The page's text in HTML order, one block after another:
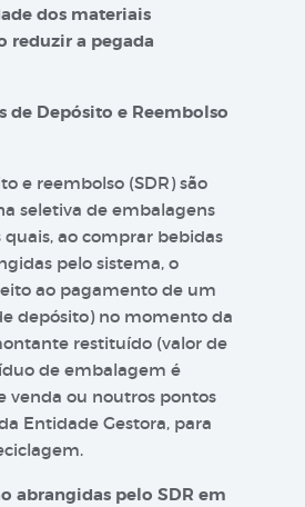
dos materiais
reduzir a pegada
de Depósito e Reembolso
e reembolso (SDR) são
seletiva de embalagens
quais, ao comprar bebidas
pelo sistema, o
ao pagamento de um
depósito) no momento da
restituído (valor de
de embalagem é
venda ou noutros pontos
Entidade Gestora, para
abrangidas pelo SDR em